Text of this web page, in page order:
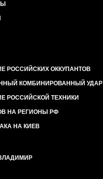
РОССИЙСКИХ ОККУПАНТОВ
КОМБИНИРОВАННЫЙ УДАР
РОССИЙСКОЙ ТЕХНИКИ
НА РЕГИОНЫ РФ
НА КИЕВ